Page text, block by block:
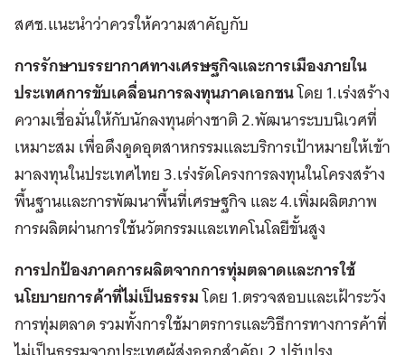
สศช.แนะนำว่าควรให้ความสาคัญกับ
การรักษาบรรยากาศทางเศรษฐกิจและการเมืองภายใน
ประเทศการขับเคลื่อนการลงทุนภาคเอกชนโดย 1.เร่งสร้าง
ความเชื่อมั่นให้กับนักลงทุนต่างชาติ 2.พัฒนาระบบนิเวศที่
เหมาะสม เพื่อดึงดูดอุตสาหกรรมและบริการเป้าหมายให้เข้า
มาลงทุนในประเทศไทย 3.เร่งรัดโครงการลงทุนในโครงสร้าง
พื้นฐานและการพัฒนาพื้นที่เศรษฐกิจ และ 4.เพิ่มผลิตภาพ
การผลิตผ่านการใช้นวัตกรรมและเทคโนโลยีขั้นสูง
การปกป้องภาคการผลิตจากการทุ่มตลาดและการใช้
นโยบายการค้าที่ไม่เป็นธรรมโดย 1.ตรวจสอบและเฝ้าระวัง
การทุ่มตลาด รวมทั้งการใช้มาตรการและวิธีการทางการค้าที่